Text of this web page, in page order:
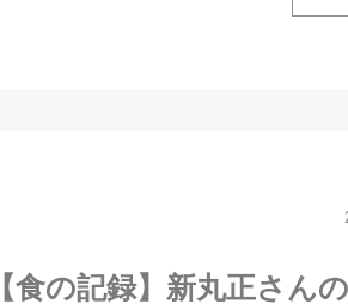
【食の記録】新丸正さん